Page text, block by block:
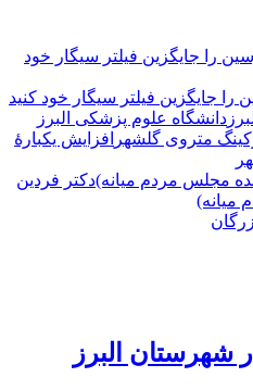
را جایگزین فیلتر سیگار خود کنید
دانشگاه علوم پزشکی البرز
افزایش یکبارۀ
دكتر فردين
میانه)